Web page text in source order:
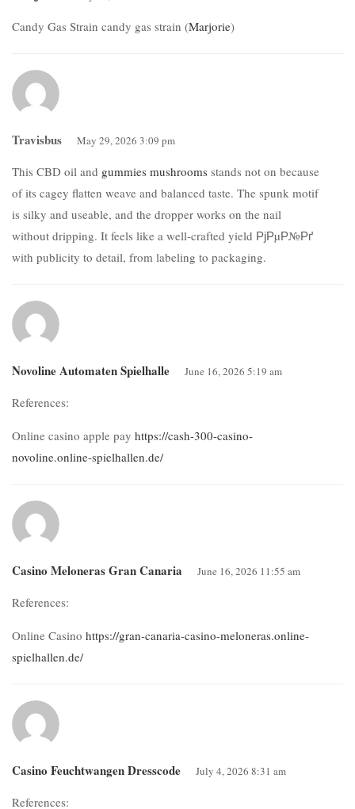
Candy Gas Strain candy gas strain (Marjorie)
Travisbus May 29, 2026 3:09 pm
This CBD oil and gummies mushrooms stands not on because
of its cagey flatten weave and balanced taste. The spunk motif
is silky and useable, and the dropper works on the nail
without dripping. It feels like a well-crafted yield РјРµР№Рґ
with publicity to detail, from labeling to packaging.
Novoline Automaten Spielhalle June 16, 2026 5:19 am
References:
Online casino apple pay https://cash-300-casino-
novoline.online-spielhallen.de/
Casino Meloneras Gran Canaria June 16, 2026 11:55 am
References:
Online Casino https://gran-canaria-casino-meloneras.online-
spielhallen.de/
Casino Feuchtwangen Dresscode July 4, 2026 8:31 am
References: